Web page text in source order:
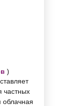
)
частных
облачная